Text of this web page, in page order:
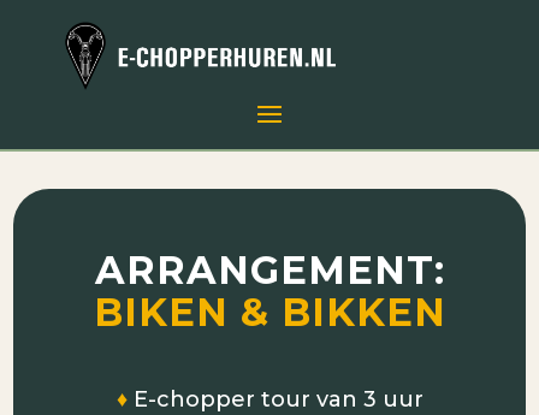
ARRANGEMENT:
BIKEN & BIKKEN
♦E-chopper tour van 3 uur